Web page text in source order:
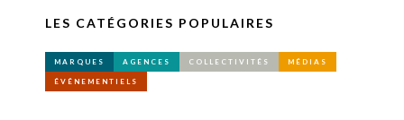
LES CATÉGORIES POPULAIRES
MARQUES AGENCES COLLECTIVITÉS MÉDIAS
ÉVÉNEMENTIELS